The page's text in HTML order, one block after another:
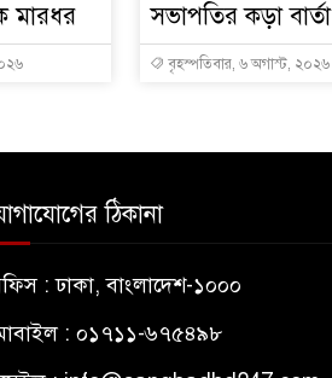
মারধর
সভাপতির কড়া বার্তা
বৃহস্পতিবার, ৬ অগাস্ট, ২০২৬
ঠিকানা
: ঢাকা, বাংলাদেশ-১০০০
: ০১৭১১-৬৭৫৪৯৮